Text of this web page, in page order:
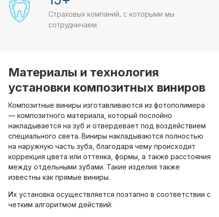
Страховых компаний, с которыми мы
сотрудничаем
Материалы и технология
установки композитных виниров
Композитные виниры изготавливаются из фотополимера
— композитного материала, который послойно
накладывается на зуб и отвердевает под воздействием
специального света. Виниры накладываются полностью
на наружную часть зуба, благодаря чему происходит
коррекция цвета или оттенка, формы, а также расстояния
между отдельными зубами. Такие изделия также
известны как прямые виниры.
Их установка осуществляется поэтапно в соответствии с
четким алгоритмом действий: